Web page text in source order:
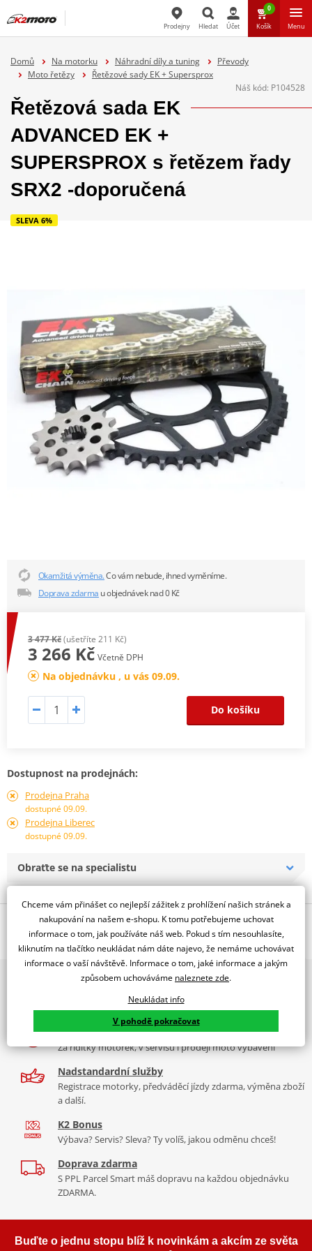
Prodejny Hledat Účet
0
Košík Menu
Domů Na motorku Náhradní díly a tuning
Převody
Moto řetězy
Řetězové sady EK + Supersprox
Náš kód: P104528
Řetězová sada EK
ADVANCED EK +
SUPERSPROX s řetězem řady
SRX2 -doporučená
SLEVA 6%
Okamžitá výměna.Co vám nebude, ihned vyměníme.
Doprava zdarma u objednávek nad 0 Kč
3 477 Kč(ušetříte 211 Kč)
3 266 Kč Včetně DPH
Na objednávku , u vás 09.09.
Do košíku
Dostupnost na prodejnách:
Prodejna Praha
dostupné 09.09.
Prodejna Liberec
dostupné 09.09.
Obraťte se na specialistu
Popis a parametry
Jsme autorizovaný
dealer značky EK + SUPERSPROX
Řetězová sada - Řetěz EK, řada SRX2, těsněný QX-kroužkem.
Ocelové kolečko a rozeta SUPERSPROX.
Řetěz 520 SRX2
tím, že má jako jediný na trhu ZST (samozřejmě kromě typu MVXZ).
Typické motorky: Honda NC 750S, Kawasaki KLR 650, KTM 690
Enduro/Duke, zároveň se šikne pro sportovní endura a závody
Řada SRX
střední třída, ze které si vybere prakticky každý, prakticky pro
každou motorku, včetně závodních mašin, čtyřkolek. Má QX
2x multibrand showroom
9 značek motocyklů, servis, oblečení, doplňky i náhradní
díly, to vše v Praze a Liberci
Více než 30 let zkušeností
Za řídítky motorek, v servisu i prodeji moto vybavení
Nadstandardní služby
Registrace motorky, předváděcí jízdy zdarma, výměna zboží
a další.
K2 Bonus
Výbava? Servis? Sleva? Ty volíš, jakou odměnu chceš!
Doprava zdarma
S PPL Parcel Smart máš dopravu na každou objednávku
ZDARMA.
Buďte o jednu stopu blíž k novinkám a akcím ze světa
Chceme vám přinášet co nejlepší zážitek z prohlížení našich stránek a
nakupování na našem e-shopu. K tomu potřebujeme uchovat
informace o tom, jak používáte náš web. Pokud s tím nesouhlasíte,
kliknutím na tlačítko neukládat nám dáte najevo, že nemáme uchovávat
informace o vaší návštěvě. Informace o tom, jaké informace a jakým
způsobem uchováváme naleznete zde.
Neukládat info
V pohodě pokračovat